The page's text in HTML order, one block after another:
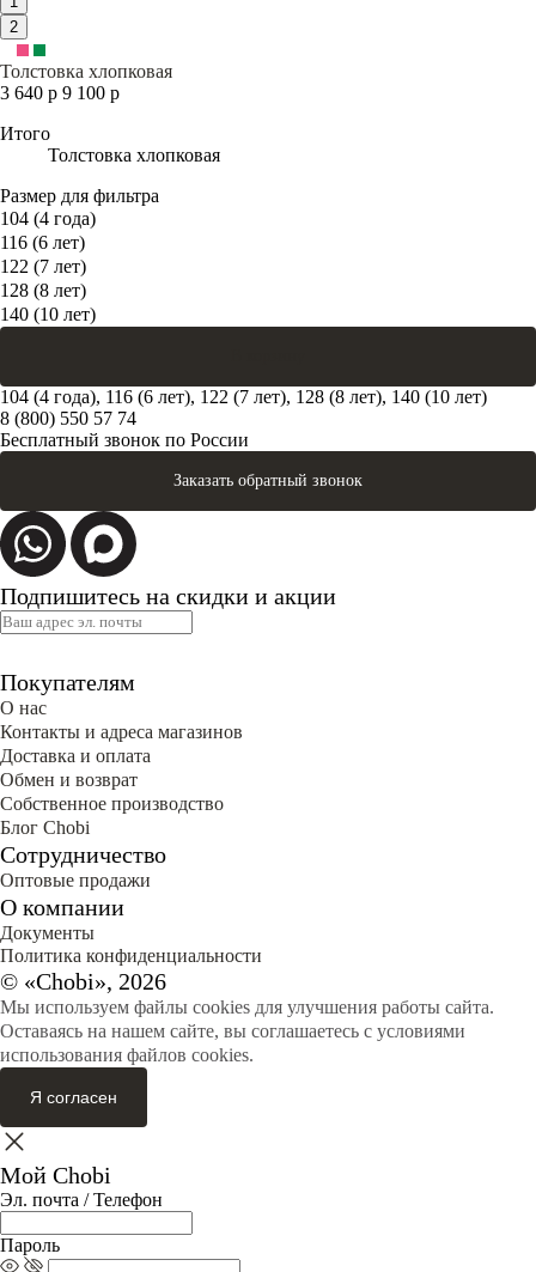
2
Толстовка хлопковая
3 640 р 9 100 р
Итого
Толстовка хлопковая
Размер для фильтра
104 (4 года)
116 (6 лет)
122 (7 лет)
128 (8 лет)
140 (10 лет)
104 (4 года), 116 (6 лет), 122 (7 лет), 128 (8 лет), 140 (10 лет)
8 (800) 550 57 74
Бесплатный звонок по России
Заказать обратный звонок
Подпишитесь на скидки и акции
Покупателям
О нас
Контакты и адреса магазинов
Доставка и оплата
Обмен и возврат
Собственное производство
Блог Сhobi
Сотрудничество
Оптовые продажи
О компании
Документы
Политика конфиденциальности
© «Chobi», 2026
Мы используем файлы cookies для улучшения работы сайта.
Оставаясь на нашем сайте, вы соглашаетесь с условиями
использования файлов cookies.
Я согласен
Мой Chobi
Эл. почта / Телефон
Пароль